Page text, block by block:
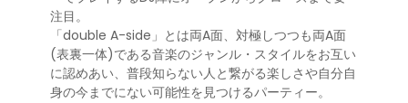
注目。
「double A-side」とは両A面、対極しつつも両A面
(表裏一体)である音楽のジャンル・スタイルをお互い
に認めあい、普段知らない人と繋がる楽しさや自分自
身の今までにない可能性を見つけるパーティー。